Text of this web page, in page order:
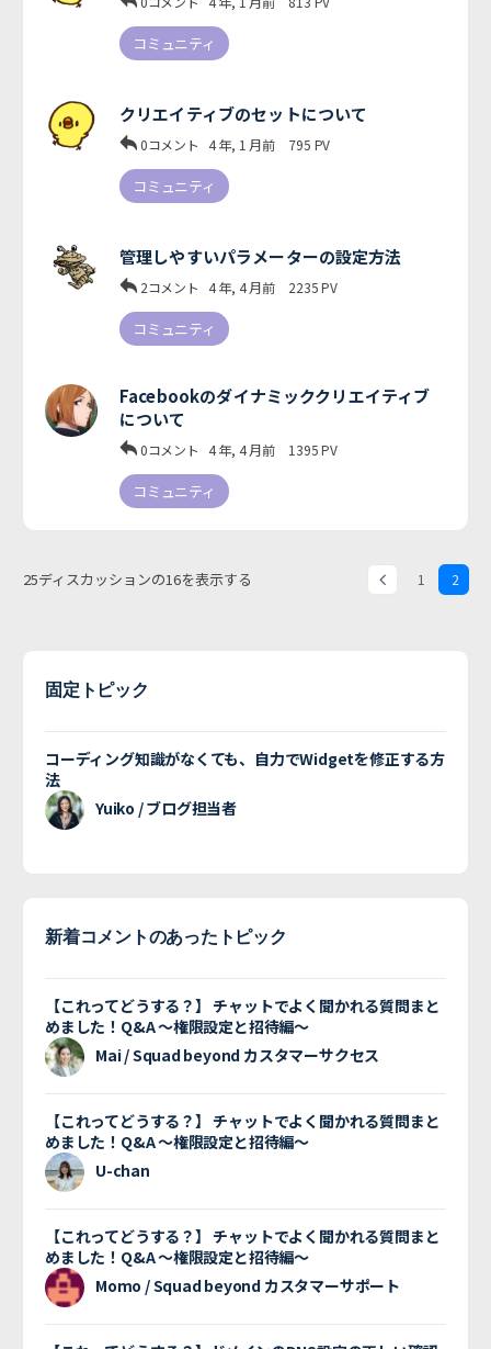
コミュニティ
クリエイティブのセットについて
0コメント 4 年, 1 月前 795 PV
コミュニティ
管理しやすいパラメーターの設定方法
2コメント 4 年, 4 月前 2235PV
コミュニティ
Facebookのダイナミッククリエイティブ
について
0コメント 4 年, 4 月前 1395PV
コミュニティ
25ディスカッションの16を表示する 1 2
固定トピック
コーディング知識がなくても、自力でWidgetを修正する方
法
Yuiko / ブログ担当者
新着コメントのあったトピック
【これってどうする？】 チャットでよく聞かれる質問まと
めました！Q&A 〜権限設定と招待編〜
Mai / Squad beyond カスタマーサクセス
【これってどうする？】 チャットでよく聞かれる質問まと
めました！Q&A 〜権限設定と招待編〜
U-chan
【これってどうする？】 チャットでよく聞かれる質問まと
めました！Q&A 〜権限設定と招待編〜
Momo / Squad beyond カスタマーサポート